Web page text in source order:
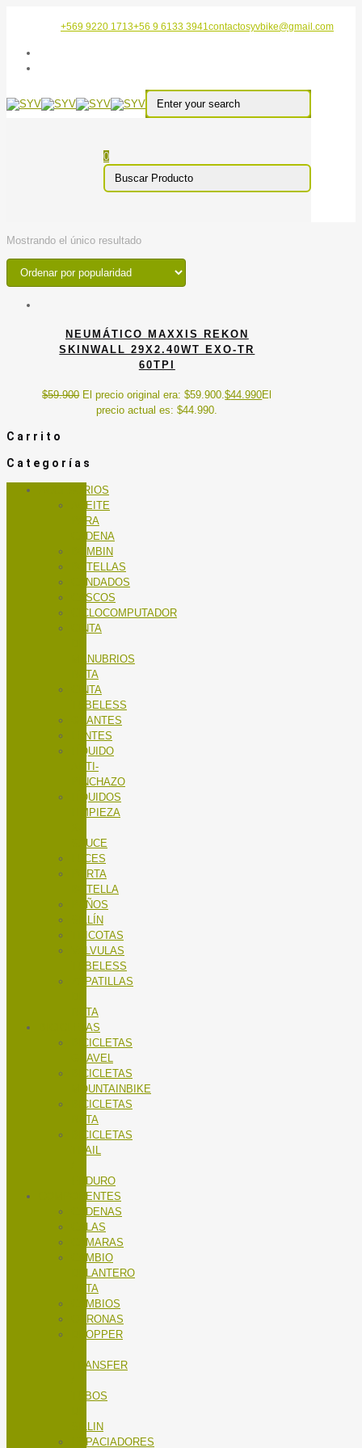
+569 9220 1713+56 9 6133 3941contactosyvbike@gmail.com
0
Mostrando el único resultado
NEUMÁTICO MAXXIS REKON
SKINWALL 29X2.40WT EXO-TR
60TPI
$59.900 El precio original era: $59.900.$44.990El
precio actual es: $44.990.
Carrito
Categorías
ACCESORIOS
ACEITE
PARA
CADENA
BOMBIN
BOTELLAS
CANDADOS
CASCOS
CICLOCOMPUTADOR
CINTA
MANUBRIOS
RUTA
CINTA
TUBELESS
GUANTES
LENTES
LÍQUIDO
ANTI-
PINCHAZO
LÍQUIDOS
LIMPIEZA
SAUCE
LUCES
PORTA
BOTELLA
PUÑOS
SILLÍN
TRICOTAS
VALVULAS
TUBELESS
ZAPATILLAS
RUTA
BICICLETAS
BICICLETAS
GRAVEL
BICICLETAS
MOUNTAINBIKE
BICICLETAS
RUTA
BICICLETAS
TRAIL
ENDURO
COMPONENTES
CADENAS
CALAS
CÁMARAS
CAMBIO
DELANTERO
RUTA
CAMBIOS
CORONAS
DROPPER
TRANSFER
TUBOS
SILLIN
ESPACIADORES